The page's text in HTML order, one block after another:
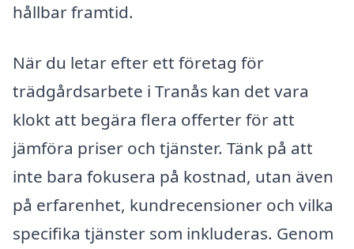
hållbar framtid.
När du letar efter ett företag för
trädgårdsarbete i Tranås kan det vara
klokt att begära flera offerter för att
jämföra priser och tjänster. Tänk på att
inte bara fokusera på kostnad, utan även
på erfarenhet, kundrecensioner och vilka
specifika tjänster som inkluderas. Genom